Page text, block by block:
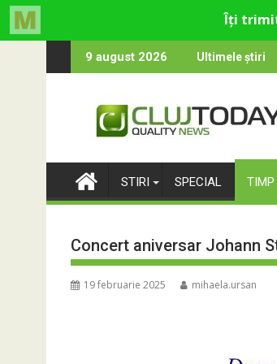
to
9 august 2026 Ultimele știri
Trendyol revine la UNTOLD 2026:
STIRI SPECIAL TIMP
Concert aniversar Johann
19 februarie 2025 mihaela.ursan